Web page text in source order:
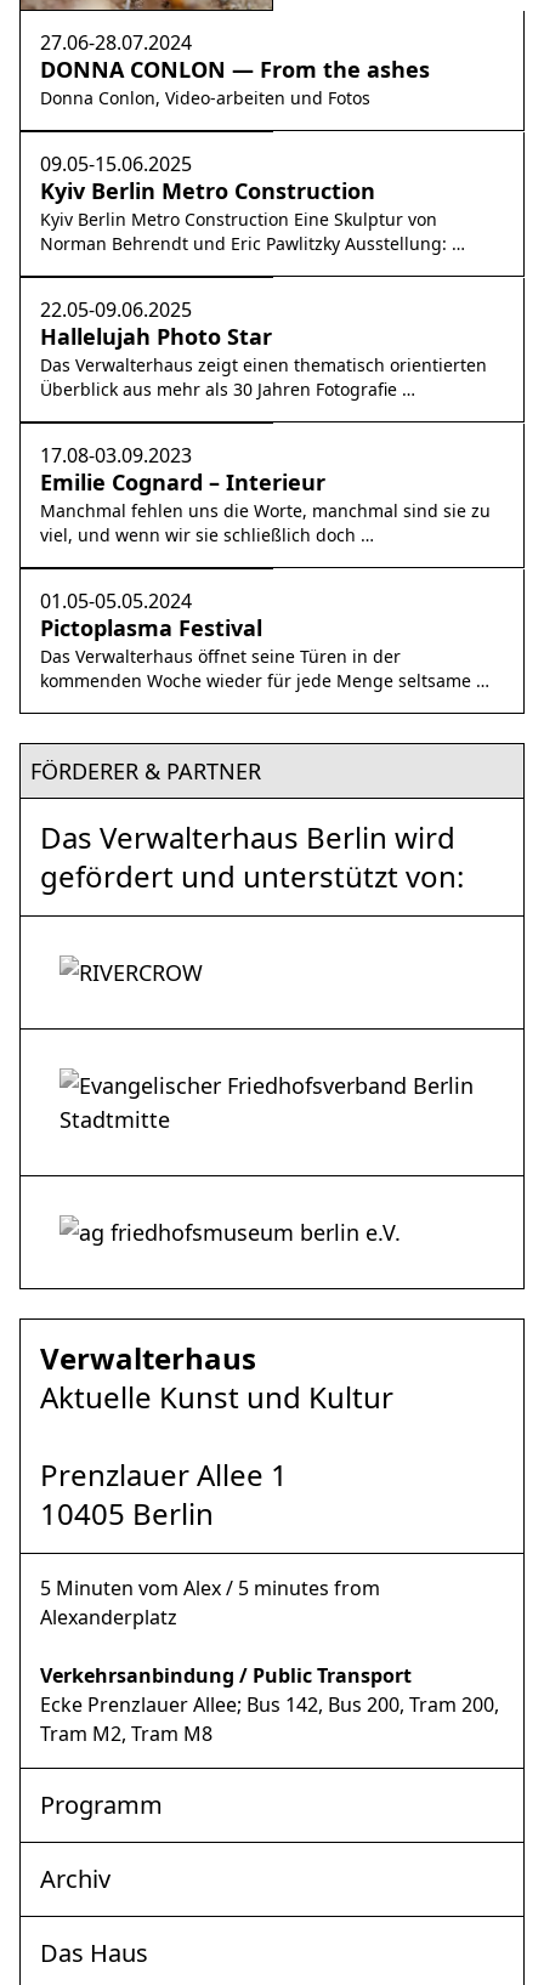
27.06-28.07.2024
DONNA CONLON — From the ashes
Donna Conlon, Video-arbeiten und Fotos
09.05-15.06.2025
Kyiv Berlin Metro Construction
Kyiv Berlin Metro Construction Eine Skulptur von
Norman Behrendt und Eric Pawlitzky Ausstellung: …
22.05-09.06.2025
Hallelujah Photo Star
Das Verwalterhaus zeigt einen thematisch orientierten
Überblick aus mehr als 30 Jahren Fotografie …
17.08-03.09.2023
Emilie Cognard – Interieur
Manchmal fehlen uns die Worte, manchmal sind sie zu
viel, und wenn wir sie schließlich doch …
01.05-05.05.2024
Pictoplasma Festival
Das Verwalterhaus öffnet seine Türen in der
kommenden Woche wieder für jede Menge seltsame …
FÖRDERER & PARTNER
Das Verwalterhaus Berlin wird
gefördert und unterstützt von:
Verwalterhaus
Aktuelle Kunst und Kultur
Prenzlauer Allee 1
10405 Berlin
5 Minuten vom Alex / 5 minutes from
Alexanderplatz
Verkehrsanbindung / Public Transport
Ecke Prenzlauer Allee; Bus 142, Bus 200, Tram 200,
Tram M2, Tram M8
Programm
Archiv
Das Haus